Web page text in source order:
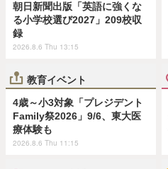
朝日新聞出版「英語に強くな
る小学校選び2027」209校収
録
2026.8.6 Thu 13:15
教育イベント
4歳～小3対象「プレジデント
Family祭2026」9/6、東大医
療体験も
2026.8.6 Thu 11:15